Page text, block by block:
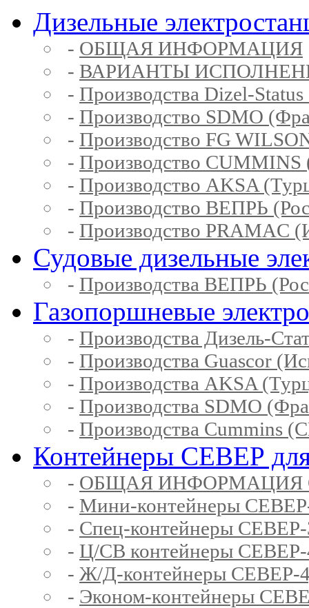
Дизельные
- ОБЩАЯ ИНФОРМАЦИЯ
- ВАРИАНТЫ
- Производства Dizel-
- Производство SDMO
- Производство FG
- Производство CUMMINS
- Производство AKSA
- Производство ВЕПРЬ
- Производство PRAMAC
Судовые дизельные
- Производства ВЕПРЬ
Газопоршневые
- Производства Дизель-
- Производства Guascor
- Производства AKSA
- Производства SDMO
- Производства Cummins
Контейнеры СЕВЕР для
- ОБЩАЯ ИНФОРМАЦИЯ
- Мини-контейнеры
- Спец-контейнеры
- Ц/СВ контейнеры
- Ж/Д-контейнеры
- Эконом-контейнеры